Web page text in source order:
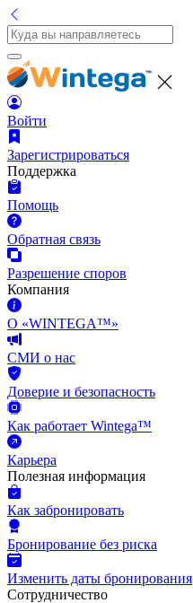
Войти
Зарегистрироваться
Поддержка
Помощь
Обратная связь
Разрешение споров
Компания
О «WINTEGA™»
СМИ о нас
Доверие и безопасность
Как работает Wintega™
Карьера
Полезная информация
Как забронировать
Бронирование без риска
Изменить даты бронирования
Сотрудничество